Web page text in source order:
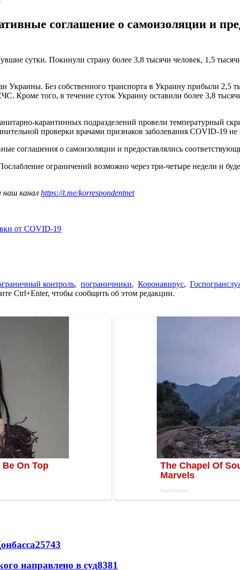
соглашение о самоизоляции и
сутки. Покинули страну более 3,8 тысячи человек, 1,5
Украины. Без собственного транспорта в Украину прибыли 2,5
Кроме того, в течение суток Украину оставили более 3,8
карантинных подразделений провели температурный
проверки врачами признаков заболевания COVID-19
соглашения о самоизоляции и предоставлялись
ограничений возможно через три-четыре недели и
наш канал https://t.me/korrespondentnet
от COVID-19
контроль, пограничники, Коронавирус,
Ctrl+Enter, чтобы сообщить об этом редакции.
25743
направлено в суд8381